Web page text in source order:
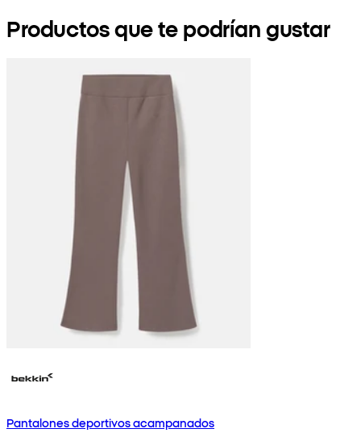
Productos que te podrían gustar
Pantalones deportivos acampanados